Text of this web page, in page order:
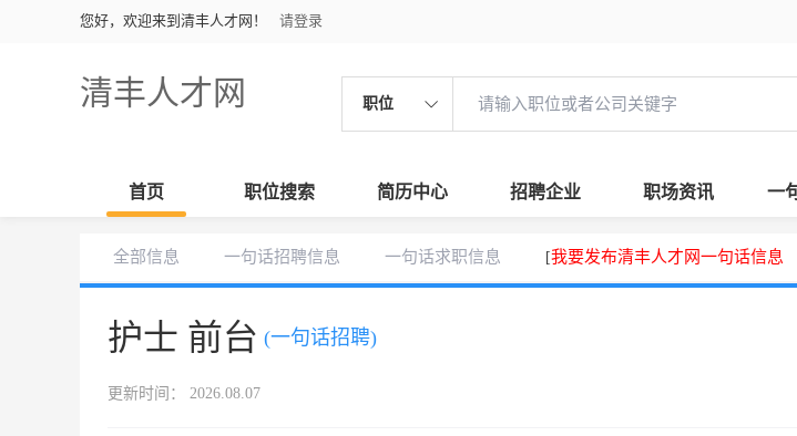
您好，欢迎来到清丰人才网！ 请登录
清丰人才网 职位
首页 职位搜索 简历中心 招聘企业 职场资讯 一
全部信息 一句话招聘信息 一句话求职信息 [我要发布清丰人才网一句话信息
护士 前台 (一句话招聘)
更新时间： 2026.08.07